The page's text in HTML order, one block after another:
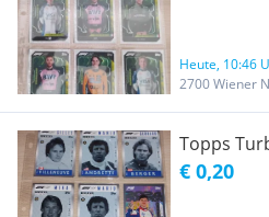
Heute, 10:46
2700 Wiener
Topps
€ 0,20